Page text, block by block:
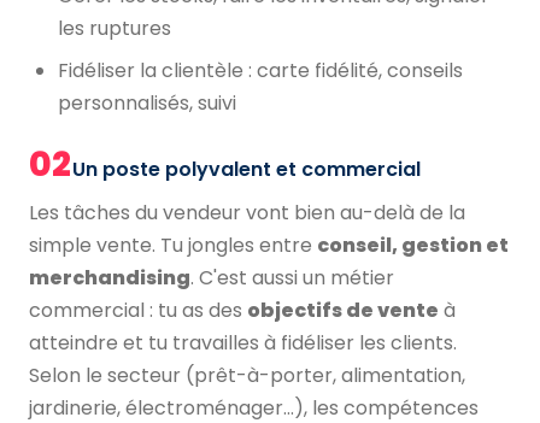
les ruptures
Fidéliser la clientèle : carte fidélité, conseils
personnalisés, suivi
02Un poste polyvalent et commercial
Les tâches du vendeur vont bien au-delà de la
simple vente. Tu jongles entre conseil, gestion et
merchandising. C'est aussi un métier
commercial : tu as des objectifs de vente à
atteindre et tu travailles à fidéliser les clients.
Selon le secteur (prêt-à-porter, alimentation,
jardinerie, électroménager…), les compétences